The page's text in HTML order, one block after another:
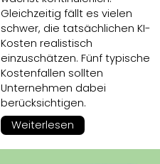
Gleichzeitig fällt es vielen
schwer, die tatsächlichen KI-
Kosten realistisch
einzuschätzen. Fünf typische
Kostenfallen sollten
Unternehmen dabei
berücksichtigen.
Weiterlesen